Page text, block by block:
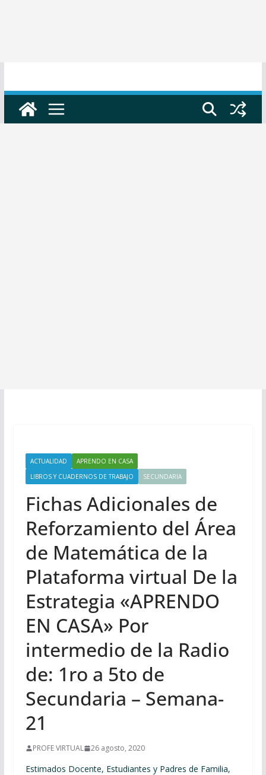
ACTUALIDAD
APRENDO EN CASA
LIBROS Y CUADERNOS DE TRABAJO
SECUNDARIA
Fichas Adicionales de
Reforzamiento del Área
de Matemática de la
Plataforma virtual De la
Estrategia «APRENDO
EN CASA» Por
intermedio de la Radio
de: 1ro a 5to de
Secundaria – Semana-
21
PROFE VIRTUAL 26 agosto, 2020
Estimados Docente, Estudiantes y Padres de Familia,